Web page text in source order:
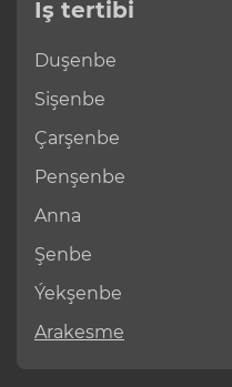
Iş tertibi
Duşenbe
Sişenbe
Çarşenbe
Penşenbe
Anna
Şenbe
Ýekşenbe
Arakesme